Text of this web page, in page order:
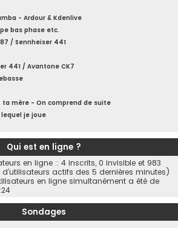
- Ardour & Kdenlive
bas phase etc.
/ Sennheiser 441
441 / Avantone CK7
ta mère - On comprend de suite
lequel je joue
Qui est en ligne ?
en ligne :: 4 inscrits, 0 invisible et 983
actifs des 5 dernières minutes)
en ligne simultanément a été de
Sondages